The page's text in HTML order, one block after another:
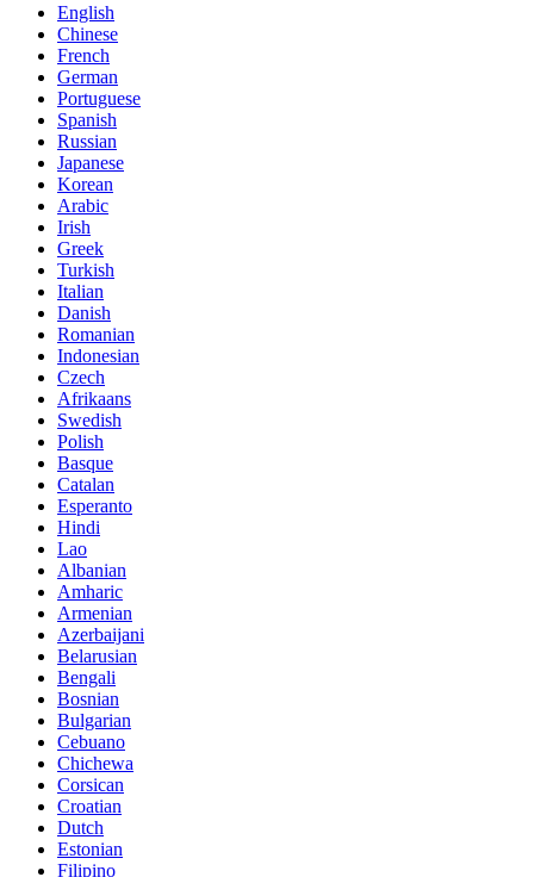
English
Chinese
French
German
Portuguese
Spanish
Russian
Japanese
Korean
Arabic
Irish
Greek
Turkish
Italian
Danish
Romanian
Indonesian
Czech
Afrikaans
Swedish
Polish
Basque
Catalan
Esperanto
Hindi
Lao
Albanian
Amharic
Armenian
Azerbaijani
Belarusian
Bengali
Bosnian
Bulgarian
Cebuano
Chichewa
Corsican
Croatian
Dutch
Estonian
Filipino